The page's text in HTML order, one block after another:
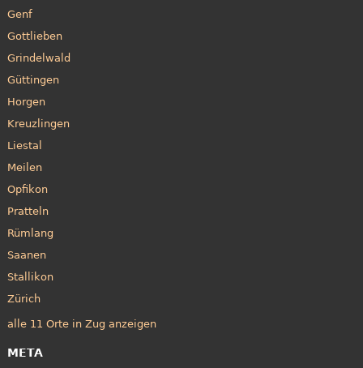
Genf
Gottlieben
Grindelwald
Güttingen
Horgen
Kreuzlingen
Liestal
Meilen
Opfikon
Pratteln
Rümlang
Saanen
Stallikon
Zürich
alle 11 Orte in Zug anzeigen
META